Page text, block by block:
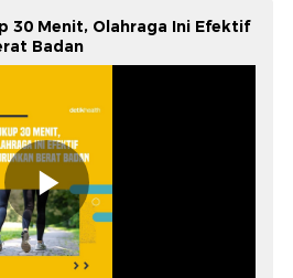
30 Menit, Olahraga Ini Efektif
Badan